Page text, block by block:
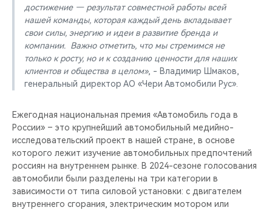
достижение — результат совместной работы всей
нашей команды, которая каждый день вкладывает
свои силы, энергию и идеи в развитие бренда и
компании. Важно отметить, что мы стремимся не
только к росту, но и к созданию ценности для наших
клиентов и общества в целом», - Владимир Шмаков,
генеральный директор АО «Чери Автомобили Рус».
Ежегодная национальная премия «Автомобиль года в
России» – это крупнейший автомобильный медийно-
исследовательский проект в нашей стране, в основе
которого лежит изучение автомобильных предпочтений
россиян на внутреннем рынке. В 2024-сезоне голосования
автомобили были разделены на три категории в
зависимости от типа силовой установки: с двигателем
внутреннего сгорания, электрическим мотором или